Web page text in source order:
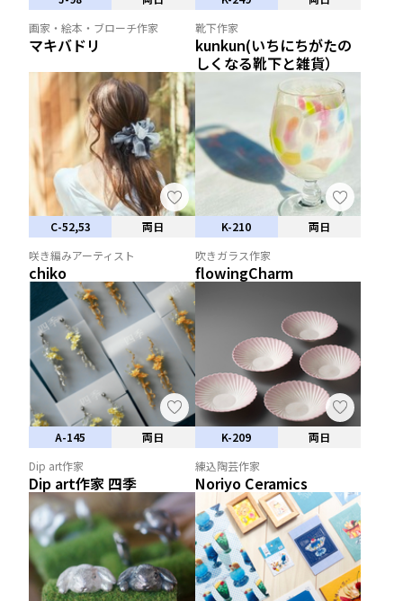
画家・絵本・ブローチ作家
マキバドリ
靴下作家
kunkun(いちにちがたの
しくなる靴下と雑貨）
C-52,53
両日
咲き編みアーティスト
chiko
K-210
両日
吹きガラス作家
flowingCharm
A-145
両日
Dip art作家
Dip art作家 四季
K-209
両日
練込陶芸作家
Noriyo Ceramics